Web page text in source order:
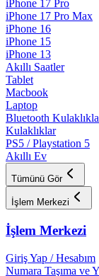
iPhone 17 Pro
iPhone 17 Pro Max
iPhone 16
iPhone 15
iPhone 13
Akıllı Saatler
Tablet
Macbook
Laptop
Bluetooth
Kulaklıklar
PS5 / Playstation 5
Akıllı Ev
Tümünü Gör
İşlem Merkezi
İşlem Merkezi
Giriş Yap / Hesabım
Numara Taşıma ve